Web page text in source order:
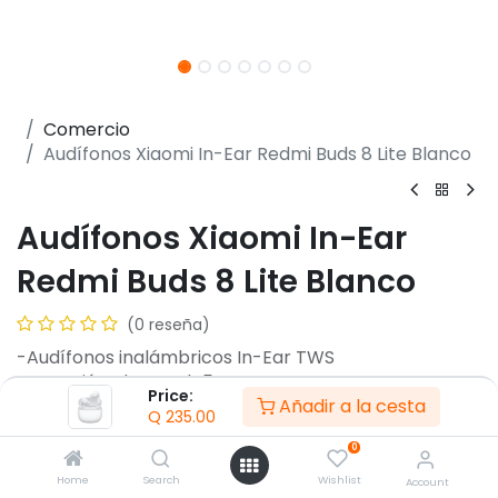
Price:
Q 235.00 Añadir a la cesta
Home Search
0
Wishlist Account
Comercio
Audífonos Xiaomi In-Ear Redmi Buds 8 Lite Blanco
Audífonos Xiaomi In-Ear
Redmi Buds 8 Lite Blanco
(0 reseña)
-Audífonos inalámbricos In-Ear TWS
-Conexión Bluetooth 5.4
-Driver dinámico de 12,4 mm
-Cancelación activa de ruido hasta 42 dB
-Autonomía hasta 8 horas
-Autonomía total hasta 36 horas